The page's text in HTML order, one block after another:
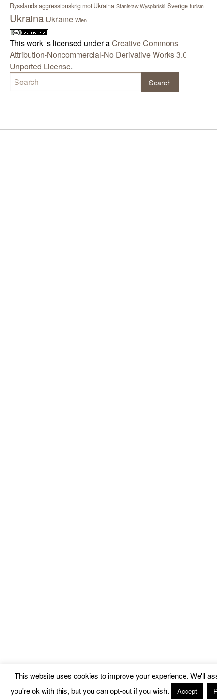
Rysslands aggressionskrig mot Ukraina Stanisław Wyspiański Sverige turism
Ukraina Ukraine Wien
This work is licensed under aCreative Commons
Attribution-Noncommercial-No Derivative Works 3.0
Unported License.
This website uses cookies to improve your experience. We'll
you're ok with this, but you can opt-out if you wish.
Accept